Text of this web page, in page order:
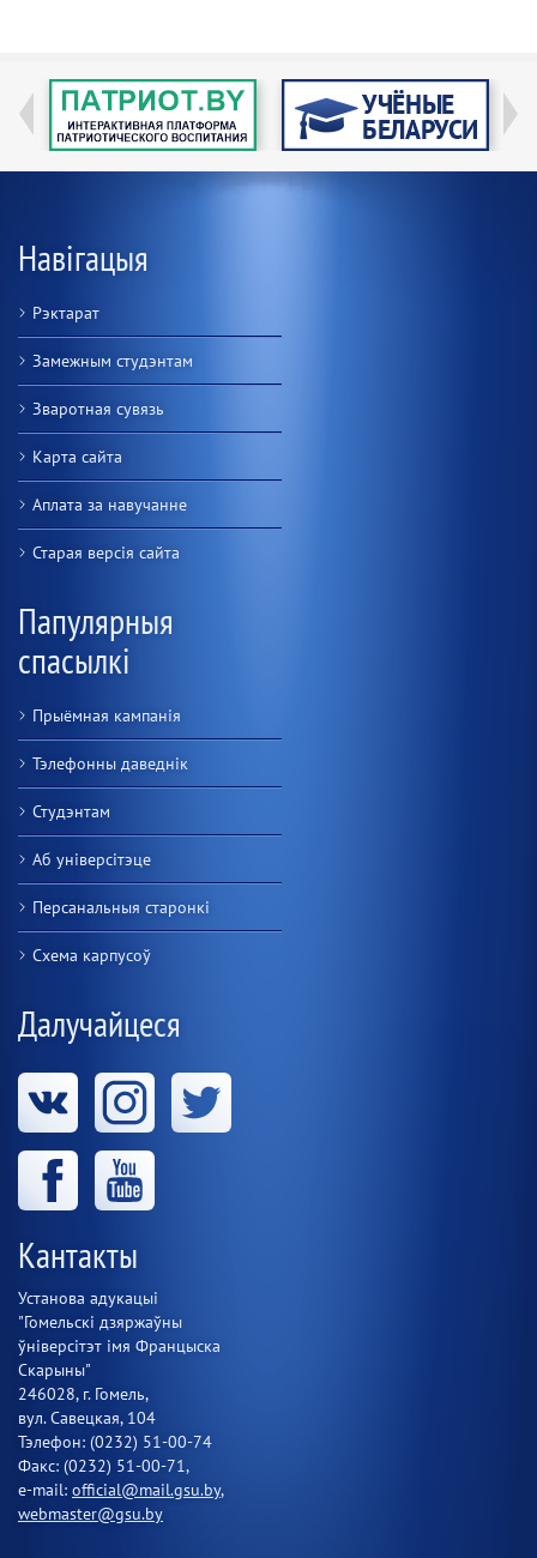
Навігацыя
Рэктарат
Замежным студэнтам
Зваротная сувязь
Карта сайта
Аплата за навучанне
Старая версiя сайта
Папулярныя
спасылкі
Прыёмная кампанія
Тэлефонны даведнік
Студэнтам
Аб універсітэце
Персанальныя старонкі
Схема карпусоў
Далучайцеся
Кантакты
Установа адукацыі
"Гомельскі дзяржаўны
ўніверсітэт імя Францыска
Скарыны"
246028, г. Гомель,
вул. Савецкая, 104
Тэлефон: (0232) 51-00-74
Факс: (0232) 51-00-71,
e-mail: official@mail.gsu.by,
webmaster@gsu.by